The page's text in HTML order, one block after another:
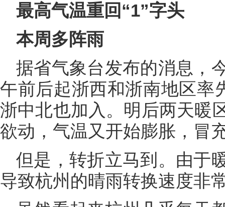
最高气温重回“1”字头
本周多阵雨
据省气象台发布的消息，
午前后起浙西和浙南地区率
浙中北也加入。明后两天暖
欲动，气温又开始膨胀，冒
但是，转折立马到。由于
导致杭州的晴雨转换速度非